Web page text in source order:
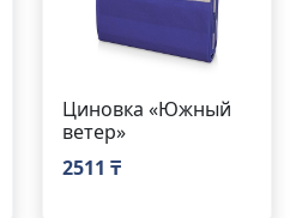
Циновка «Южный
ветер»
2511 ₸